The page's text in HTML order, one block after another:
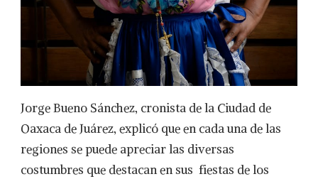
Jorge Bueno Sánchez, cronista de la Ciudad de
Oaxaca de Juárez, explicó que en cada una de las
regiones se puede apreciar las diversas
costumbres que destacan en sus fiestas de los